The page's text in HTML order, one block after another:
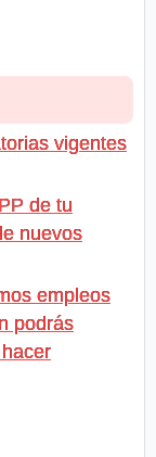
vigentes
de tu
nuevos
empleos
podrás